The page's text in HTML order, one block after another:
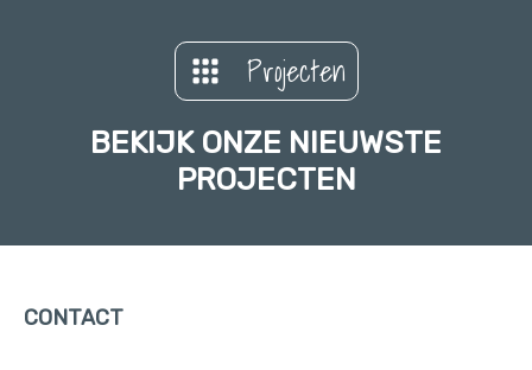
Projecten
BEKIJK ONZE NIEUWSTE
PROJECTEN
CONTACT